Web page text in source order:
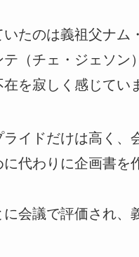
たのは義祖父ナム
（チェ・ジェソン
を寂しく感じてい
イドだけは高く、
代わりに企画書を
会議で評価され、